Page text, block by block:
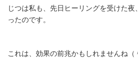
じつは私も、先日ヒーリングを受けた夜
ったのです。
これは、効果の前兆かもしれませんね（